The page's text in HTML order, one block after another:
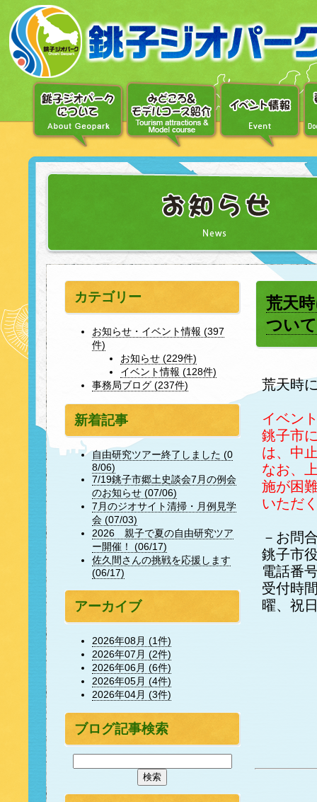
ュ
ー
荒天
ついて
荒天時
イベン
銚子市
は、中
なお、
施が困
いただ
－お問
銚子市
電話番
受付時
曜、祝
カテゴリー
お知らせ・イベント情報 (397
件)
お知らせ (229件)
イベント情報 (128件)
事務局ブログ (237件)
新着記事
自由研究ツアー終了しました (0
8/06)
7/19銚子市郷土史談会7月の例会
のお知らせ (07/06)
7月のジオサイト清掃・月例見学
会 (07/03)
2026 親子で夏の自由研究ツア
ー開催！ (06/17)
佐久間さんの挑戦を応援します
(06/17)
アーカイブ
2026年08月 (1件)
2026年07月 (2件)
2026年06月 (6件)
2026年05月 (4件)
2026年04月 (3件)
ブログ記事検索